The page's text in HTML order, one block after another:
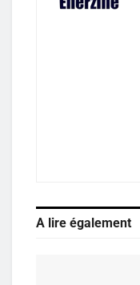
A lire également